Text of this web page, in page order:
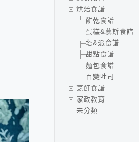
烘焙食譜
餅乾食譜
蛋糕&慕斯食譜
塔&派食譜
甜點食譜
麵包食譜
百變吐司
烹飪食譜
家政教育
未分類